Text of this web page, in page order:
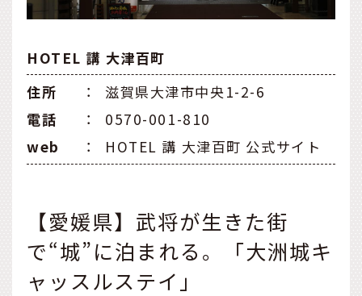
HOTEL 講 大津百町
住所
：
滋賀県大津市中央1-2-6
電話
：
0570-001-810
web
： HOTEL 講 大津百町 公式サイト
【愛媛県】武将が生きた街
で“城”に泊まれる。「大洲城キ
ャッスルステイ」